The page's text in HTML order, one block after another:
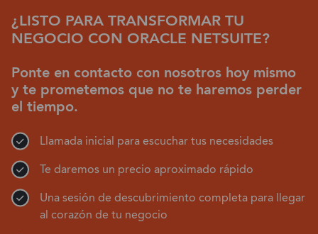
¿LISTO PARA TRANSFORMAR TU
NEGOCIO CON ORACLE NETSUITE?
Ponte en contacto con nosotros hoy mismo
y te prometemos que no te haremos perder
el tiempo.
Llamada inicial para escuchar tus necesidades
Te daremos un precio aproximado rápido
Una sesión de descubrimiento completa para llegar
al corazón de tu negocio